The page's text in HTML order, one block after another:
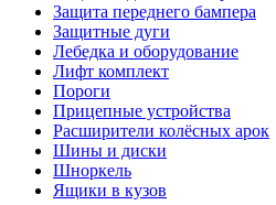
Защита переднего бампера
Защитные дуги
Лебедка и оборудование
Лифт комплект
Пороги
Прицепные устройства
Расширители колёсных арок
Шины и диски
Шноркель
Ящики в кузов